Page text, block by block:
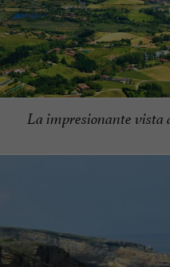
La impresionante vista